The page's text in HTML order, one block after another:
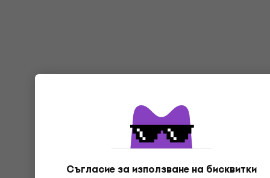
Съгласие за използване на бисквитки